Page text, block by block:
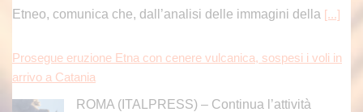
Etneo, comunica che, dall’analisi delle immagini della [...]
Prosegue eruzione Etna con cenere vulcanica, sospesi i voli in
arrivo a Catania
ROMA (ITALPRESS) – Continua l’attività